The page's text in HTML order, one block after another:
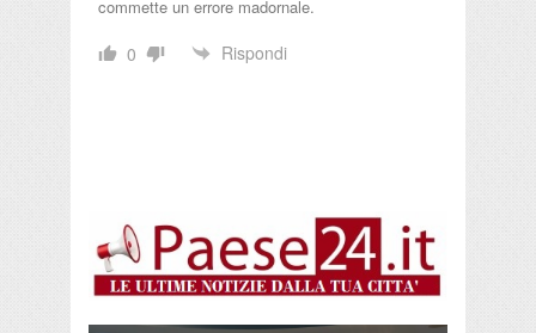
commette un errore madornale.
0 Rispondi